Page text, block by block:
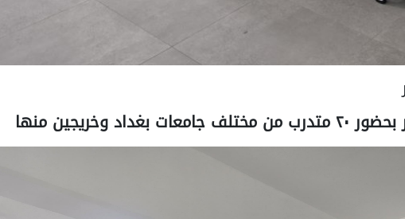
منها